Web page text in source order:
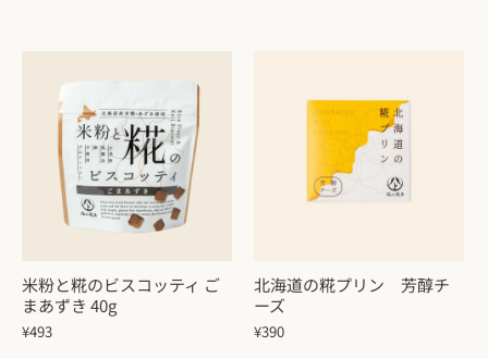
米粉と糀のビスコッティ ご
まあずき 40g
¥493
北海道の糀プリン 芳醇チ
ーズ
¥390